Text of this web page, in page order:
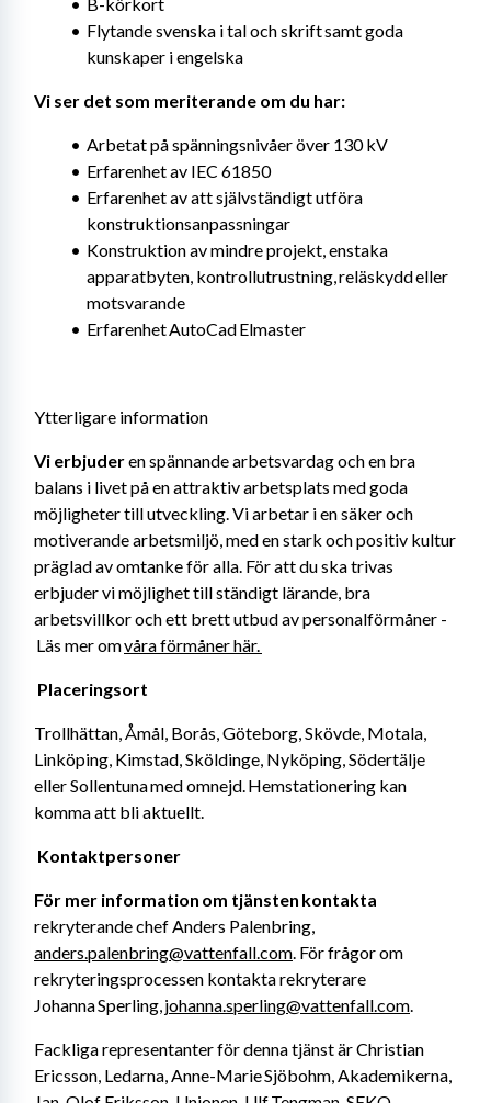
Flytande svenska i tal och skrift samt goda
kunskaper i engelska
Vi ser det som meriterande om du har:
Arbetat på spänningsnivåer över 130 kV
Erfarenhet av IEC 61850
Erfarenhet av att självständigt utföra
konstruktionsanpassningar
Konstruktion av mindre projekt, enstaka
apparatbyten, kontrollutrustning, reläskydd eller
motsvarande
Erfarenhet AutoCad Elmaster
Ytterligare information
Vi erbjuder en spännande arbetsvardag och en bra
balans i livet på en attraktiv arbetsplats med goda
möjligheter till utveckling. Vi arbetar i en säker och
motiverande arbetsmiljö, med en stark och positiv kultur
präglad av omtanke för alla. För att du ska trivas
erbjuder vi möjlighet till ständigt lärande, bra
arbetsvillkor och ett brett utbud av personalförmåner -
Läs mer om våra förmåner här.
Placeringsort
Trollhättan, Åmål, Borås, Göteborg, Skövde, Motala,
Linköping, Kimstad, Sköldinge, Nyköping, Södertälje
eller Sollentuna med omnejd. Hemstationering kan
komma att bli aktuellt.
Kontaktpersoner
För mer information om tjänsten kontakta
anders.palenbring@vattenfall.com. För frågor om
rekryteringsprocessen kontakta rekryterare
Johanna Sperling, johanna.sperling@vattenfall.com.
Fackliga representanter för denna tjänst är Christian
Ericsson, Ledarna, Anne-Marie Sjöbohm, Akademikerna,